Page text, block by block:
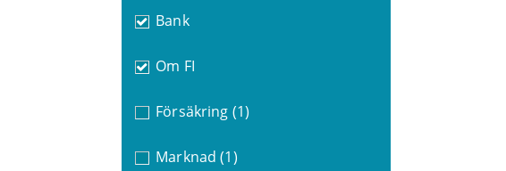
Bank
Om FI
Försäkring (1)
Marknad (1)